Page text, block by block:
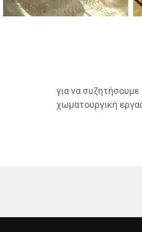
για να συζητήσουμε
χωματουργική